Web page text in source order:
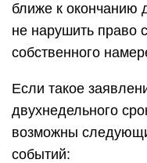
ближе к окончанию
не нарушить право
собственного
Если такое
двухнедельного
возможны
событий: